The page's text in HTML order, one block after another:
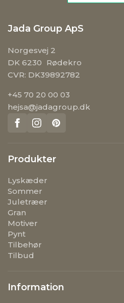
Jada Group ApS
Norgesvej 2
DK 6230 Rødekro
CVR: DK39892782
+45 70 20 00 03
hejsa@jadagroup.dk
Produkter
Lyskæder
Sommer
Juletræer
Gran
Motiver
Pynt
Tilbehør
Tilbud
Information